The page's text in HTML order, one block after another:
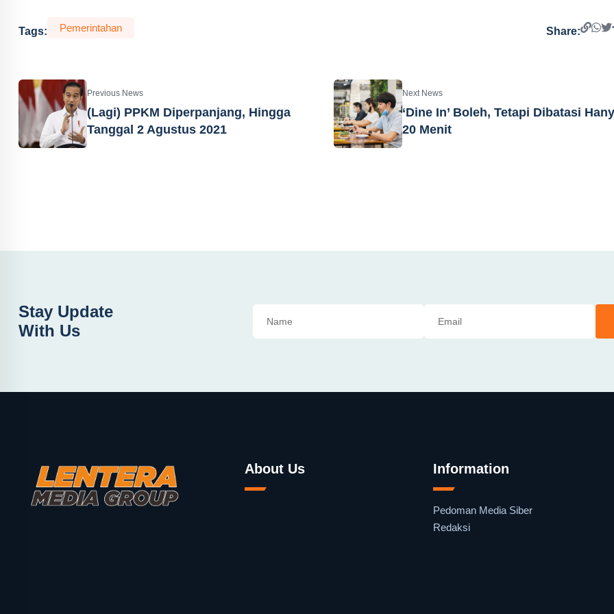
Tags: Pemerintahan Share:
Previous News
(Lagi) PPKM Diperpanjang, Hingga
Tanggal 2 Agustus 2021
Next News
‘Dine In’ Boleh, Tetapi Dibatasi
20 Menit
Stay Update
With Us
About Us Information
Pedoman Media Siber
Redaksi